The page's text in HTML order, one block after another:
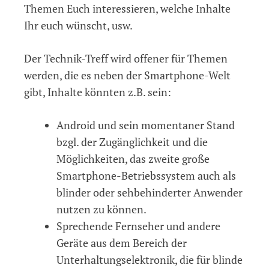
Themen Euch interessieren, welche Inhalte
Ihr euch wünscht, usw.
Der Technik-Treff wird offener für Themen
werden, die es neben der Smartphone-Welt
gibt, Inhalte könnten z.B. sein:
Android und sein momentaner Stand
bzgl. der Zugänglichkeit und die
Möglichkeiten, das zweite große
Smartphone-Betriebssystem auch als
blinder oder sehbehinderter Anwender
nutzen zu können.
Sprechende Fernseher und andere
Geräte aus dem Bereich der
Unterhaltungselektronik, die für blinde